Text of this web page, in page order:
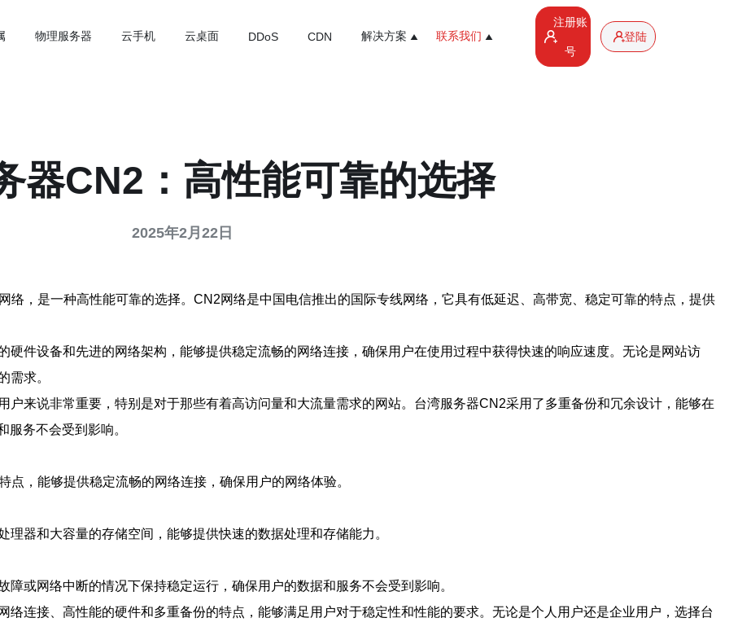
物理服务器 云手机 云桌面 DDoS CDN 解决方案 联系我们
注册账
号
登陆
器CN2：高性能可靠的选择
2025年2月22日
络，是一种高性能可靠的选择。CN2网络是中国电信推出的国际专线网络，它具有低延迟、高带宽、稳定可靠的特点，提供
件设备和先进的网络架构，能够提供稳定流畅的网络连接，确保用户在使用过程中获得快速的响应速度。无论是网站访
需求。
来说非常重要，特别是对于那些有着高访问量和大流量需求的网站。台湾服务器CN2采用了多重备份和冗余设计，能够在
务不会受到影响。
，能够提供稳定流畅的网络连接，确保用户的网络体验。
器和大容量的存储空间，能够提供快速的数据处理和存储能力。
或网络中断的情况下保持稳定运行，确保用户的数据和服务不会受到影响。
连接、高性能的硬件和多重备份的特点，能够满足用户对于稳定性和性能的要求。无论是个人用户还是企业用户，选择台